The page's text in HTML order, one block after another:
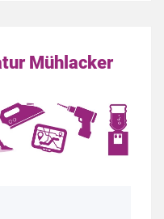
Mühlacker